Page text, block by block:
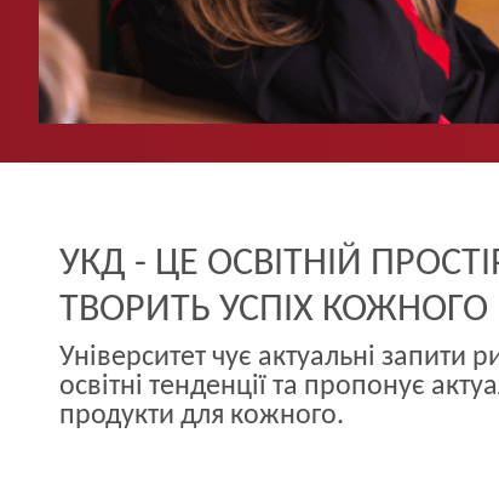
УКД - ЦЕ ОСВІТНІЙ
ТВОРИТЬ УСПІХ КОЖНОГО